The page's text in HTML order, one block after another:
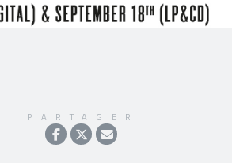
PARTAGER